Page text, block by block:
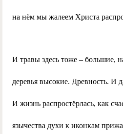
на нём мы жалеем Христа
И травы здесь тоже – большие,
деревья высокие. Древность. И
И жизнь распростёрлась, как
язычества духи к иконкам